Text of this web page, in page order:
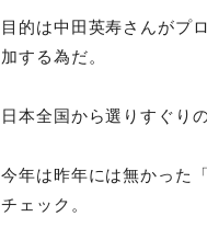
目的は中田英寿さんがプ
加する為だ。
日本全国から選りすぐり
今年は昨年には無かった
チェック。